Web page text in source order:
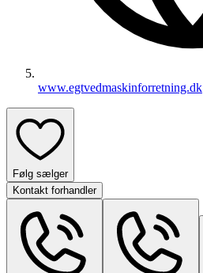
www.egtvedmaskinforretning.dk
Følg sælger
Kontakt forhandler